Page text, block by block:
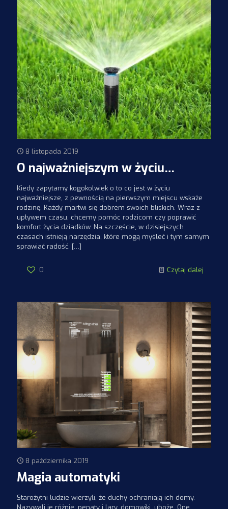
8 listopada 2019
O najważniejszym w życiu…
Kiedy zapytamy kogokolwiek o to co jest w życiu
najważniejsze, z pewnością na pierwszym miejscu wskaże
rodzinę. Każdy martwi się dobrem swoich bliskich. Wraz z
upływem czasu, chcemy pomóc rodzicom czy poprawić
komfort życia dziadków. Na szczęście, w dzisiejszych
czasach istnieją narzędzia, które mogą myśleć i tym samym
sprawiać radość. […]
0 Czytaj dalej
8 października 2019
Magia automatyki
Starożytni ludzie wierzyli, że duchy ochraniają ich domy.
Nazywali je różnie: penaty i lary, domowiki, uboże. One